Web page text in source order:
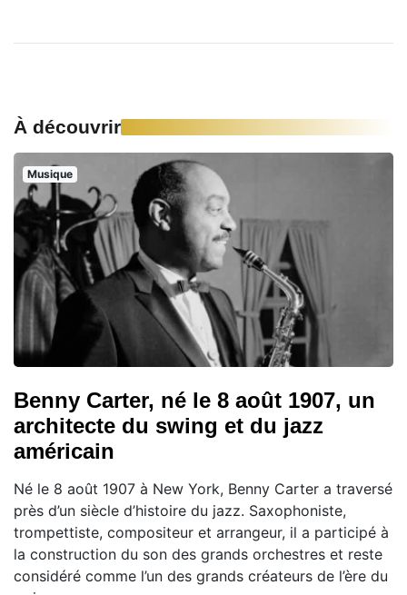
À découvrir
Musique
Benny Carter, né le 8 août 1907, un
architecte du swing et du jazz
américain
Né le 8 août 1907 à New York, Benny Carter a traversé
près d’un siècle d’histoire du jazz. Saxophoniste,
trompettiste, compositeur et arrangeur, il a participé à
la construction du son des grands orchestres et reste
considéré comme l’un des grands créateurs de l’ère du